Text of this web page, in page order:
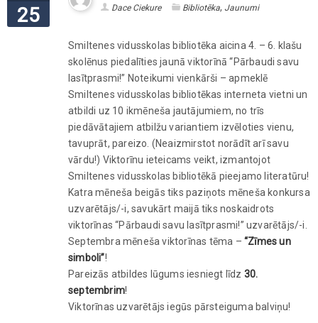
25 Dace Ciekure Bibliotēka, Jaunumi
Smiltenes vidusskolas bibliotēka aicina 4. – 6. klašu
skolēnus piedalīties jaunā viktorīnā “Pārbaudi savu
lasītprasmi!” Noteikumi vienkārši – apmeklē
Smiltenes vidusskolas bibliotēkas interneta vietni un
atbildi uz 10 ikmēneša jautājumiem, no trīs
piedāvātajiem atbilžu variantiem izvēloties vienu,
tavuprāt, pareizo. (Neaizmirstot norādīt arī savu
vārdu!) Viktorīnu ieteicams veikt, izmantojot
Smiltenes vidusskolas bibliotēkā pieejamo literatūru!
Katra mēneša beigās tiks paziņots mēneša konkursa
uzvarētājs/-i, savukārt maijā tiks noskaidrots
viktorīnas “Pārbaudi savu lasītprasmi!” uzvarētājs/-i.
Septembra mēneša viktorīnas tēma – “Zīmes un
simboli”!
Pareizās atbildes lūgums iesniegt līdz 30.
septembrim!
Viktorīnas uzvarētājs iegūs pārsteiguma balviņu!